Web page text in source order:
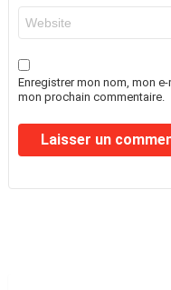
web
Enregistrer mon nom, mon
mon prochain commentaire.